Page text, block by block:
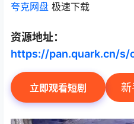
夸克网盘 极速下载
资源地址：
https://pan.quark.cn/s/
立即观看短剧 新